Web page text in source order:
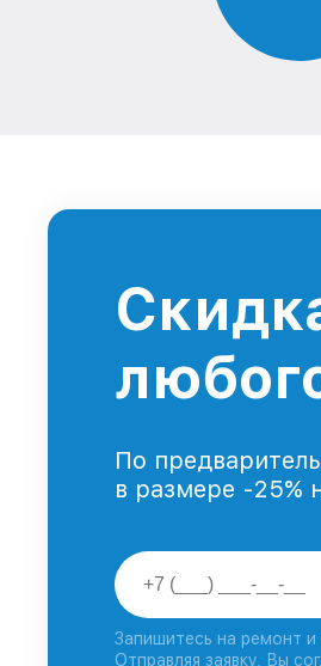
По
в размере -25%
Запишитесь на ремонт
Отправляя заявку, Вы